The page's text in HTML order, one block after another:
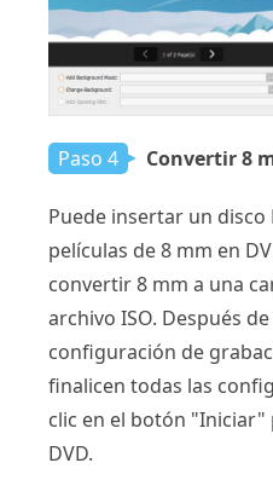
Paso 4 Convertir 8
Puede insertar un
películas de 8 mm en
convertir 8 mm a una
archivo ISO. Después
configuración de
finalicen todas las
clic en el botón
DVD.